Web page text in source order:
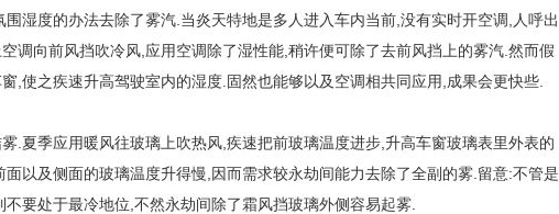
度的办法去除了雾汽.当炎天特地是多人进入车内当前,没有实时开空调,人呼出
调向前风挡吹冷风,应用空调除了湿性能,稍许便可除了去前风挡上的雾汽.然而假
,使之疾速升高驾驶室内的湿度.固然也能够以及空调相共同应用,成果会更快些.
季应用暖风往玻璃上吹热风,疾速把前玻璃温度进步,升高车窗玻璃表里外表的
以及侧面的玻璃温度升得慢,因而需求较永劫间能力去除了全副的雾.留意:不管是
要处于最冷地位,不然永劫间除了霜风挡玻璃外侧容易起雾.